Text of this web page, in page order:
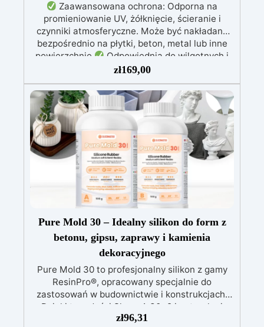
Zaawansowana ochrona: Odporna na
promieniowanie UV, żółknięcie, ścieranie i
czynniki atmosferyczne. Może być nakładana
bezpośrednio na płytki, beton, metal lub inne
powierzchnie.
Odpowiednia do wilgotnych i
intensywnie użytkowanych miejsc: Specjalna
formuła, idealna do środowisk wymagających
najwyższej trwałości.
Wszechstronne i
personalizowane wykończenie: Dostępna w
kolorystyce RAL lub NCS, z wykończeniem w
połysku. Kryjąca już przy jednej warstwie.
Uniwersalna: Doskonała do podłóg, parkingów,
magazynów oraz do powłok na odpowiednio
przygotowanej stali.
Zgodność i
bezpieczeństwo: Zgodna z Rozporządzeniem
UE nr 305/2011 – Rozporządzeniem UE nr
574/2014 – Oznakowanie CE zgodnie z normą
EN 1504-2 oraz odpowiednią Deklaracją
Właściwości Użytkowych (DoP).
zł169,00
Pure Mold 30 – Idealny silikon do form z
betonu, gipsu, zaprawy i kamienia
dekoracyjnego
Pure Mold 30 to profesjonalny silikon z gamy
ResinPro®, opracowany specjalnie do
zastosowań w budownictwie i konstrukcjach.
Dzięki twardości Shore A 30±2 i naturalnej
przezroczystości oferuje idealne połączenie
zł96,31